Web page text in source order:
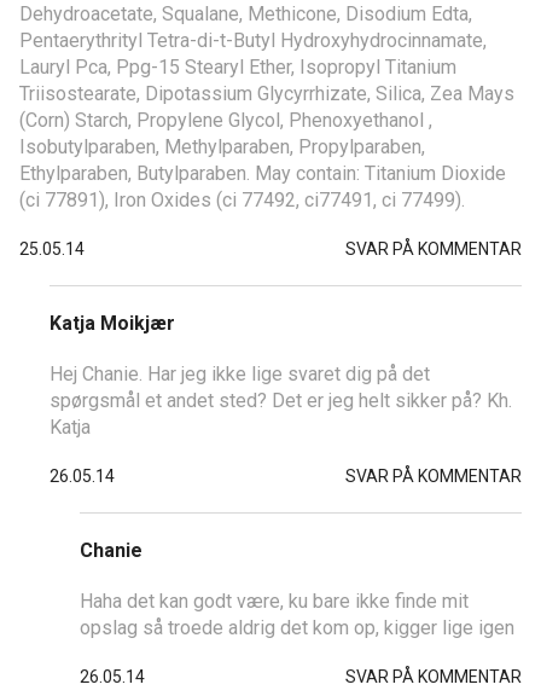
Dehydroacetate, Squalane, Methicone, Disodium Edta,
Pentaerythrityl Tetra-di-t-Butyl Hydroxyhydrocinnamate,
Lauryl Pca, Ppg-15 Stearyl Ether, Isopropyl Titanium
Triisostearate, Dipotassium Glycyrrhizate, Silica, Zea Mays
(Corn) Starch, Propylene Glycol, Phenoxyethanol ,
Isobutylparaben, Methylparaben, Propylparaben,
Ethylparaben, Butylparaben. May contain: Titanium Dioxide
(ci 77891), Iron Oxides (ci 77492, ci77491, ci 77499).
25.05.14 SVAR PÅ KOMMENTAR
Katja Moikjær
Hej Chanie. Har jeg ikke lige svaret dig på det
spørgsmål et andet sted? Det er jeg helt sikker på? Kh.
Katja
26.05.14 SVAR PÅ KOMMENTAR
Chanie
Haha det kan godt være, ku bare ikke finde mit
opslag så troede aldrig det kom op, kigger lige igen
26.05.14 SVAR PÅ KOMMENTAR